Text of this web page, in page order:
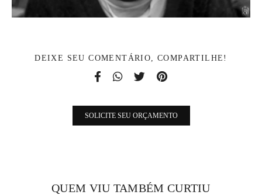
DEIXE SEU COMENTÁRIO, COMPARTILHE!
SOLICITE SEU ORÇAMENTO
QUEM VIU TAMBÉM CURTIU